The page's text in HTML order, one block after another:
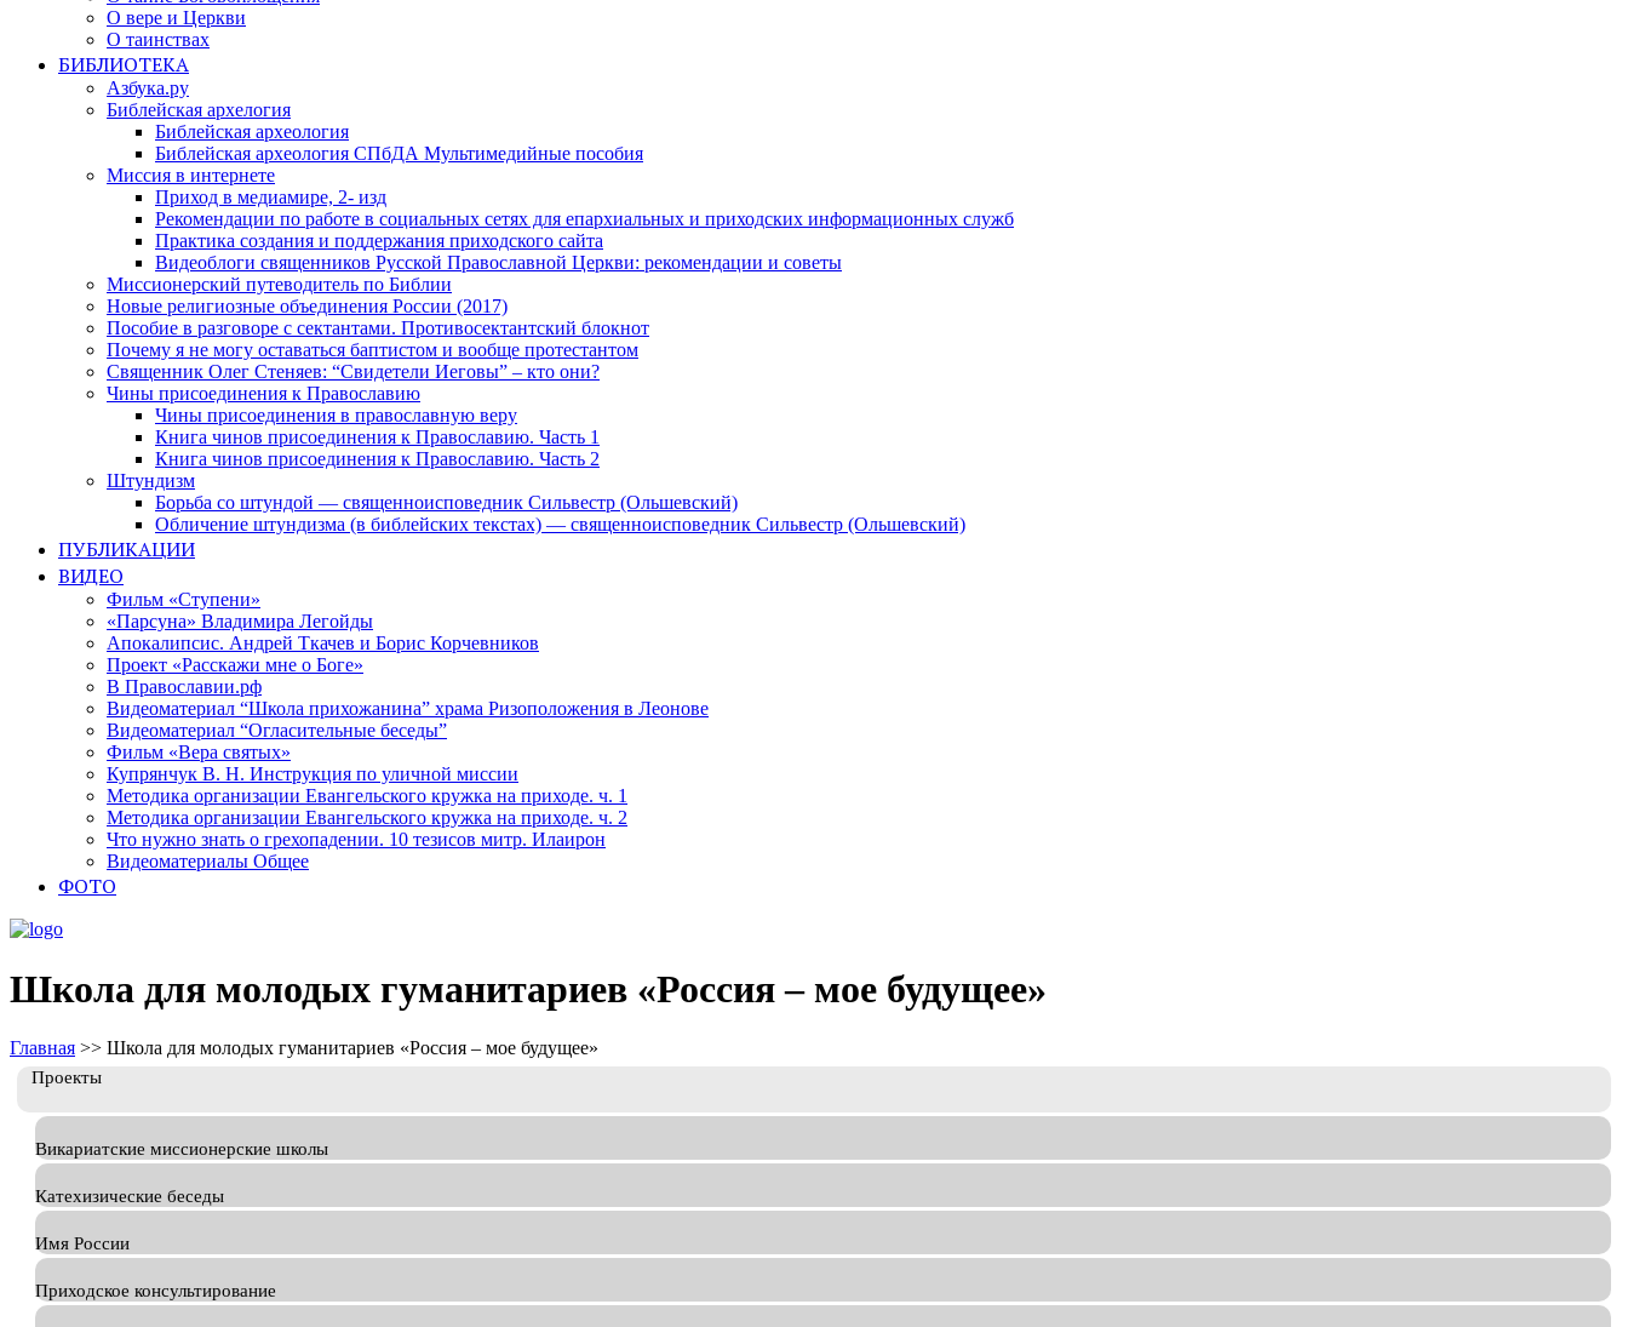
О вере и Церкви
О таинствах
БИБЛИОТЕКА
Азбука.ру
Библейская архелогия
Библейская археология
Библейская археология СПбДА Мультимедийные пособия
Миссия в интернете
Приход в медиамире, 2- изд
Рекомендации по работе в социальных сетях для епархиальных и приходских информационных служб
Практика создания и поддержания приходского сайта
Видеоблоги священников Русской Православной Церкви: рекомендации и советы
Миссионерский путеводитель по Библии
Новые религиозные объединения России (2017)
Пособие в разговоре с сектантами. Противосектантский блокнот
Почему я не могу оставаться баптистом и вообще протестантом
Священник Олег Стеняев: “Свидетели Иеговы” – кто они?
Чины присоединения к Православию
Чины присоединения в православную веру
Книга чинов присоединения к Православию. Часть 1
Книга чинов присоединения к Православию. Часть 2
Штундизм
Борьба со штундой — священноисповедник Сильвестр (Ольшевский)
Обличение штундизма (в библейских текстах) — священноисповедник Сильвестр (Ольшевский)
ПУБЛИКАЦИИ
ВИДЕО
Фильм «Ступени»
«Парсуна» Владимира Легойды
Апокалипсис. Андрей Ткачев и Борис Корчевников
Проект «Расскажи мне о Боге»
В Православии.рф
Видеоматериал “Школа прихожанина” храма Ризоположения в Леонове
Видеоматериал “Огласительные беседы”
Фильм «Вера святых»
Купрянчук В. Н. Инструкция по уличной миссии
Методика организации Евангельского кружка на приходе. ч. 1
Методика организации Евангельского кружка на приходе. ч. 2
Что нужно знать о грехопадении. 10 тезисов митр. Илаирон
Видеоматериалы Общее
ФОТО
Школа для молодых гуманитариев «Россия – мое будущее»
Главная >> Школа для молодых гуманитариев «Россия – мое будущее»
Проекты
Викариатские миссионерские школы
Катехизические беседы
Имя России
Приходское консультирование